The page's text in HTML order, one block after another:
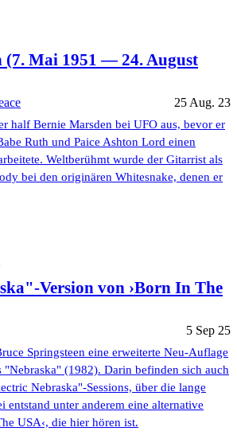
(7. Mai 1951 — 24. August
25 Aug. 23
half Bernie Marsden bei UFO aus, bevor er
Ruth und Paice Ashton Lord einen
Weltberühmt wurde der Gitarrist als
bei den originären Whitesnake, denen er
Version von ›Born In The
5 Sep 25
Springsteen eine erweiterte Neu-Auflage
(1982). Darin befinden sich auch
Nebraska"-Sessions, über die lange
entstand unter anderem eine alternative
USA‹, die hier hören ist.